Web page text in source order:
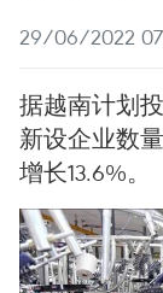
29/06/2022
据越南计划
新设企业数
增长13.6%。